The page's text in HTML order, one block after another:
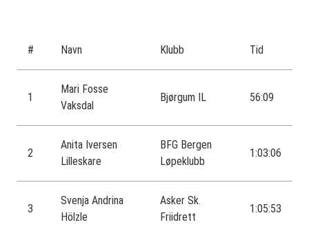
# Navn Klubb Tid
1
Mari Fosse
Vaksdal
Bjørgum IL 56:09
2
Anita Iversen
Lilleskare
BFG Bergen
Løpeklubb
1:03:06
3
Svenja Andrina
Hölzle
Asker Sk.
Friidrett
1:05:53